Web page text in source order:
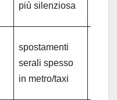
più silenziosa
spostamenti
serali spesso
in metro/taxi